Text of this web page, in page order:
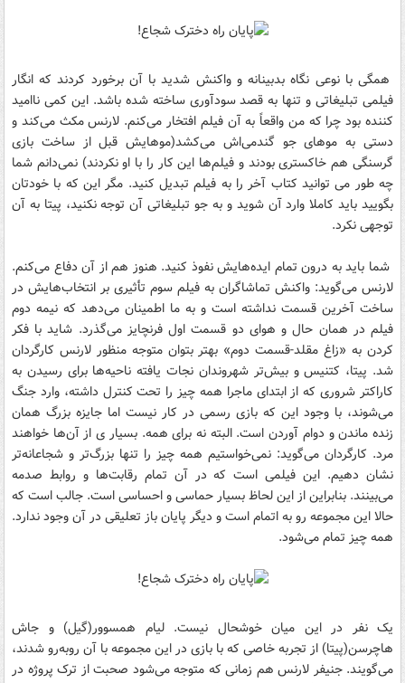
همگی با نوعی نگاه بدبینانه و واکنش شدید با آن برخورد کردند که انگار
فیلمی تبلیغاتی و تنها به قصد سودآوری ساخته شده باشد. این کمی ناامید
کننده بود چرا که من واقعاً به آن فیلم افتخار می‌کنم. لارنس مکث می‌کند و
دستی به موهای جو گندمی‌اش می‌کشد(موهایش قبل از ساخت بازی
گرسنگی هم خاکستری بودند و فیلم‌ها این کار را با او نکردند) نمی‌دانم شما
چه طور می توانید کتاب آخر را به فیلم تبدیل کنید. مگر این که با خودتان
بگویید باید کاملا وارد آن شوید و به جو تبلیغاتی آن توجه نکنید، پیتا به آن
توجهی نکرد.
شما باید به درون تمام ایده‌هایش نفوذ کنید. هنوز هم از آن دفاع می‌کنم.
لارنس می‌گوید: واکنش تماشاگران به فیلم سوم تأثیری بر انتخاب‌هایش در
ساخت آخرین قسمت نداشته است و به ما اطمینان می‌‌دهد که نیمه دوم
فیلم در همان حال و هوای دو قسمت اول فرنچایز می‌گذرد. شاید با فکر
کردن به «زاغ مقلد-قسمت دوم» بهتر بتوان متوجه منظور لارنس کارگردان
شد. پیتا، کتنیس و بیش‌تر شهروندان نجات یافته ناحیه‌ها برای رسیدن به
کاراکتر شروری که از ابتدای ماجرا همه چیز را تحت کنترل داشته، وارد جنگ
می‌شوند، با وجود این که بازی رسمی در کار نیست اما جایزه بزرگ همان
زنده ماندن و دوام آوردن است. البته نه برای همه. بسیار ی از آن‌ها خواهند
مرد. کارگردان می‌گوید: نمی‌خواستیم همه چیز را تنها بزرگ‌تر و شجاعانه‌تر
نشان دهیم. این فیلمی است که در آن تمام رقابت‌ها و روابط صدمه
می‌بینند. بنابراین از این لحاظ بسیار حماسی و احساسی است. جالب است که
حالا این مجموعه رو به اتمام است و دیگر پایان باز تعلیقی در آن وجود ندارد.
همه چیز تمام می‌شود.
یک نفر در این میان خوشحال نیست. لیام همسوور(گیل) و جاش
هاچرسن(پیتا) از تجربه خاصی که با بازی در این مجموعه با آن روبه‌رو شدند،
می‌گویند. جنیفر لارنس هم زمانی که متوجه می‌شود صحبت از ترک پروژه در